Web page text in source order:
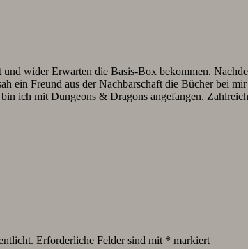
wider Erwarten die Basis-Box bekommen.
ein Freund aus der Nachbarschaft die Bücher bei
ich mit Dungeons & Dragons angefangen.
Erforderliche Felder sind mit * markiert